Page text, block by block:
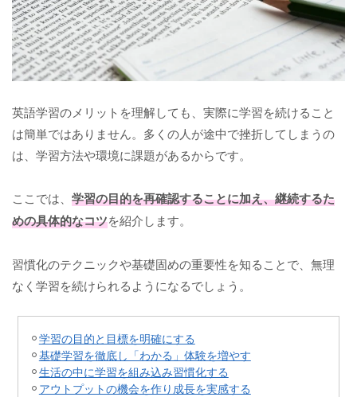
英語学習のメリットを理解しても、実際に学習を続けること
は簡単ではありません。多くの人が途中で挫折してしまうの
は、学習方法や環境に課題があるからです。
ここでは、 学習の目的を再確認することに加え、継続するた
めの具体的なコツを紹介します。
習慣化のテクニックや基礎固めの重要性を知ることで、無理
なく学習を続けられるようになるでしょう。
学習の目的と目標を明確にする
基礎学習を徹底し「わかる」体験を増やす
生活の中に学習を組み込み習慣化する
アウトプットの機会を作り成長を実感する